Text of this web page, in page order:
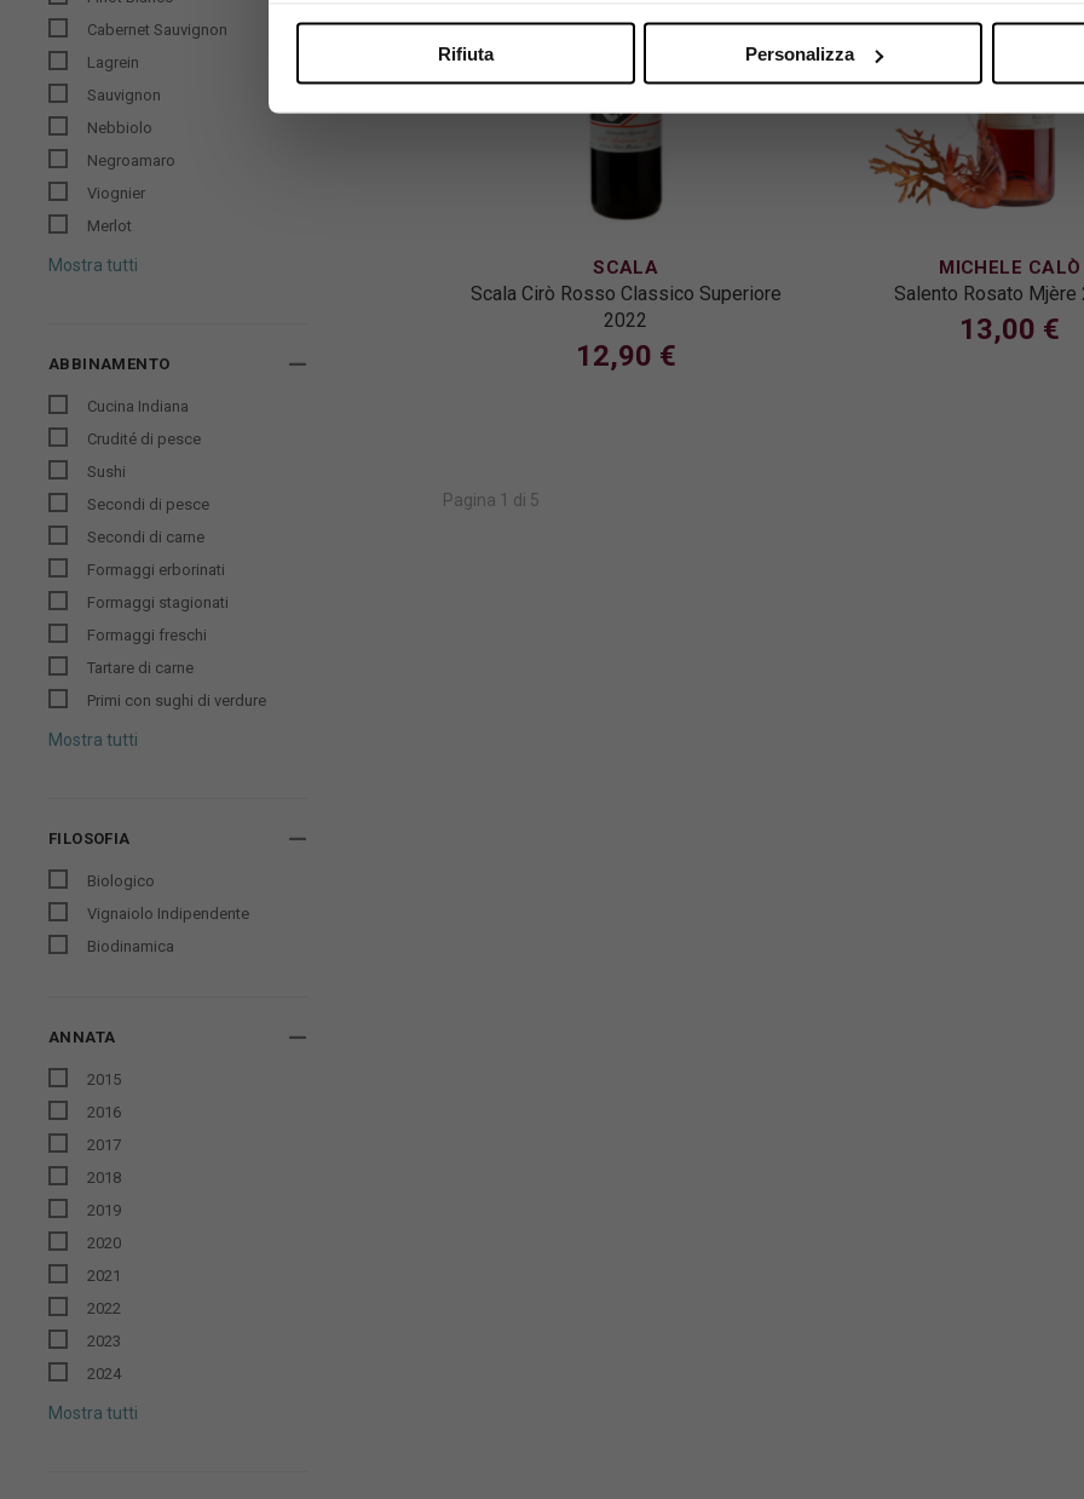
Rifiuta Personalizza
SCALA
Scala Cirò Rosso Classico Superiore
2022
12,90 €
MICHELE CALÒ
Salento Rosato Mjère
13,00 €
Pagina 1 di 5
Cabernet Sauvignon
Lagrein
Sauvignon
Nebbiolo
Negroamaro
Viognier
Merlot
Mostra tutti
ABBINAMENTO
Cucina Indiana
Crudité di pesce
Sushi
Secondi di pesce
Secondi di carne
Formaggi erborinati
Formaggi stagionati
Formaggi freschi
Tartare di carne
Primi con sughi di verdure
Mostra tutti
FILOSOFIA
Biologico
Vignaiolo Indipendente
Biodinamica
ANNATA
2015
2016
2017
2018
2019
2020
2021
2022
2023
2024
Mostra tutti